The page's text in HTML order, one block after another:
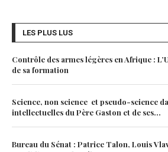
LES PLUS LUS
Contrôle des armes légères en Afrique :
de sa formation
Science, non science et pseudo-science
intellectuelles du Père Gaston et de ses...
Bureau du Sénat : Patrice Talon, Louis